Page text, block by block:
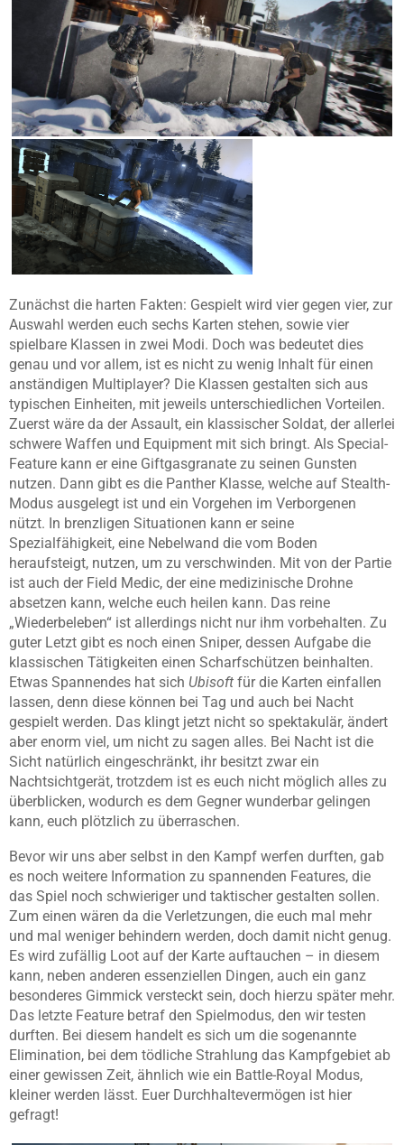
Zunächst die harten Fakten: Gespielt wird vier gegen vier, zur
Auswahl werden euch sechs Karten stehen, sowie vier
spielbare Klassen in zwei Modi. Doch was bedeutet dies
genau und vor allem, ist es nicht zu wenig Inhalt für einen
anständigen Multiplayer? Die Klassen gestalten sich aus
typischen Einheiten, mit jeweils unterschiedlichen Vorteilen.
Zuerst wäre da der Assault, ein klassischer Soldat, der allerlei
schwere Waffen und Equipment mit sich bringt. Als Special-
Feature kann er eine Giftgasgranate zu seinen Gunsten
nutzen. Dann gibt es die Panther Klasse, welche auf Stealth-
Modus ausgelegt ist und ein Vorgehen im Verborgenen
nützt. In brenzligen Situationen kann er seine
Spezialfähigkeit, eine Nebelwand die vom Boden
heraufsteigt, nutzen, um zu verschwinden. Mit von der Partie
ist auch der Field Medic, der eine medizinische Drohne
absetzen kann, welche euch heilen kann. Das reine
„Wiederbeleben“ ist allerdings nicht nur ihm vorbehalten. Zu
guter Letzt gibt es noch einen Sniper, dessen Aufgabe die
klassischen Tätigkeiten einen Scharfschützen beinhalten.
Etwas Spannendes hat sich Ubisoft für die Karten einfallen
lassen, denn diese können bei Tag und auch bei Nacht
gespielt werden. Das klingt jetzt nicht so spektakulär, ändert
aber enorm viel, um nicht zu sagen alles. Bei Nacht ist die
Sicht natürlich eingeschränkt, ihr besitzt zwar ein
Nachtsichtgerät, trotzdem ist es euch nicht möglich alles zu
überblicken, wodurch es dem Gegner wunderbar gelingen
kann, euch plötzlich zu überraschen.
Bevor wir uns aber selbst in den Kampf werfen durften, gab
es noch weitere Information zu spannenden Features, die
das Spiel noch schwieriger und taktischer gestalten sollen.
Zum einen wären da die Verletzungen, die euch mal mehr
und mal weniger behindern werden, doch damit nicht genug.
Es wird zufällig Loot auf der Karte auftauchen – in diesem
kann, neben anderen essenziellen Dingen, auch ein ganz
besonderes Gimmick versteckt sein, doch hierzu später mehr.
Das letzte Feature betraf den Spielmodus, den wir testen
durften. Bei diesem handelt es sich um die sogenannte
Elimination, bei dem tödliche Strahlung das Kampfgebiet ab
einer gewissen Zeit, ähnlich wie ein Battle-Royal Modus,
kleiner werden lässt. Euer Durchhaltevermögen ist hier
gefragt!